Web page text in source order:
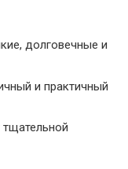
долговечные и
и практичный
тщательной